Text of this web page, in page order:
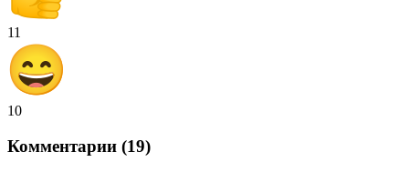
11
10
Комментарии (19)